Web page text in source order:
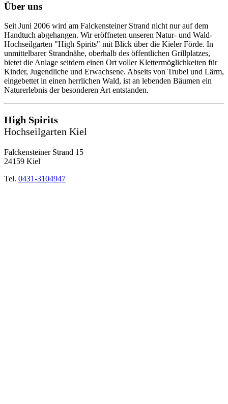
Über uns
Seit Juni 2006 wird am Falckensteiner Strand nicht nur auf dem
Handtuch abgehangen. Wir eröffneten unseren Natur- und Wald-
Hochseilgarten "High Spirits" mit Blick über die Kieler Förde. In
unmittelbarer Strandnähe, oberhalb des öffentlichen Grillplatzes,
bietet die Anlage seitdem einen Ort voller Klettermöglichkeiten für
Kinder, Jugendliche und Erwachsene. Abseits von Trubel und Lärm,
eingebettet in einen herrlichen Wald, ist an lebenden Bäumen ein
Naturerlebnis der besonderen Art entstanden.
High Spirits
Hochseilgarten Kiel
Falckensteiner Strand 15
24159 Kiel
Tel. 0431-3104947